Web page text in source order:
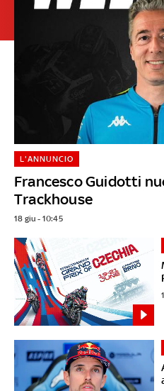
Francesco Guidotti
Trackhouse
L'ANNUNCIO
18 giu - 10:45